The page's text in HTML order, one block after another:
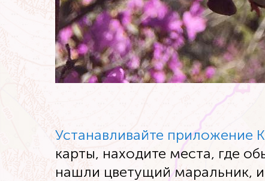
Устанавливайте приложение
карты, находите места, где
нашли цветущий маральник,